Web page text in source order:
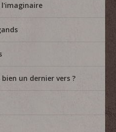
l'imaginaire
un dernier vers ?